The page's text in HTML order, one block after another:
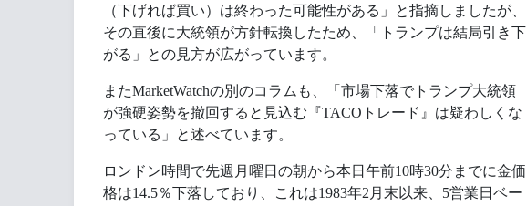
（下げれば買い）は終わった可能性がある」と指摘しましたが、
その直後に大統領が方針転換したため、「トランプは結局引き下
がる」との見方が広がっています。
またMarketWatchの別のコラムも、「市場下落でトランプ大統領
が強硬姿勢を撤回すると見込む『TACOトレード』は疑わしくな
っている」と述べています。
ロンドン時間で先週月曜日の朝から本日午前10時30分までに金価
格は14.5％下落しており、これは1983年2月末以来、5営業日ベー